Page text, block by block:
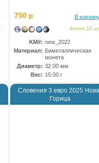
750 р В
более 10
KM#: new_2022
Материал: Биметаллическая
монета
Диаметр: 32.00 мм
Вес: 15.00 г
Словения 3 евро 2025
Горица